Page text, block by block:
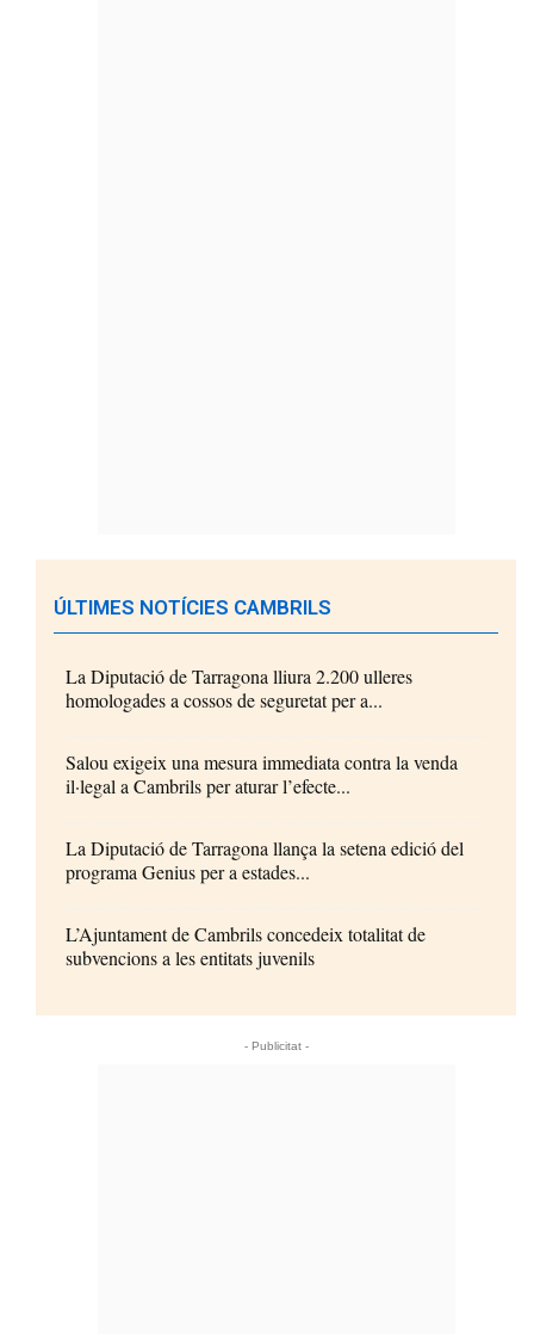
ÚLTIMES NOTÍCIES CAMBRILS
La Diputació de Tarragona lliura 2.200 ulleres
homologades a cossos de seguretat per a...
Salou exigeix una mesura immediata contra la venda
il·legal a Cambrils per aturar l’efecte...
La Diputació de Tarragona llança la setena edició del
programa Genius per a estades...
L’Ajuntament de Cambrils concedeix totalitat de
subvencions a les entitats juvenils
- Publicitat -